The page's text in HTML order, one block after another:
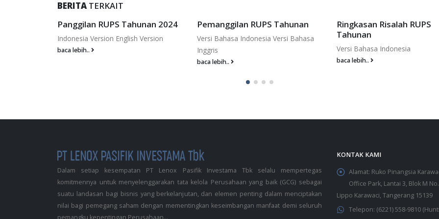
BERITA TERKAIT
Panggilan RUPS Tahunan 2024
Indonesia Version English Version
baca lebih..
Pemanggilan RUPS Tahunan
Versi Bahasa Indonesia Versi Bahasa
Inggris
baca lebih..
Ringkasan Risalah RUPS
Tahunan
Versi Bahasa Indonesia
baca lebih..
Dalam setiap kesempatan PT Lenox Pasifik Investama Tbk selalu mempertegas
komitmennya untuk menyelenggarakan tata kelola Perusahaan yang baik (GCG) sebagai
suatu landasan bagi bisnis yang berkelanjutan, dan elemen penting dalam menciptakan
nilai bagi pemegang saham dengan mementingkan keseimbangan manfaat demi seluruh
KONTAK KAMI
Alamat: Ruko Pinangsia
Office Park, Lantai 3, Blok M
Lippo Karawaci, Tangerang 15139
Telepon: (6221) 558-9810